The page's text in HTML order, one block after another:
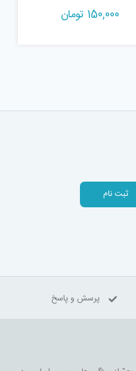
150,000 تومان
ثبت نام
پرسش و پاسخ